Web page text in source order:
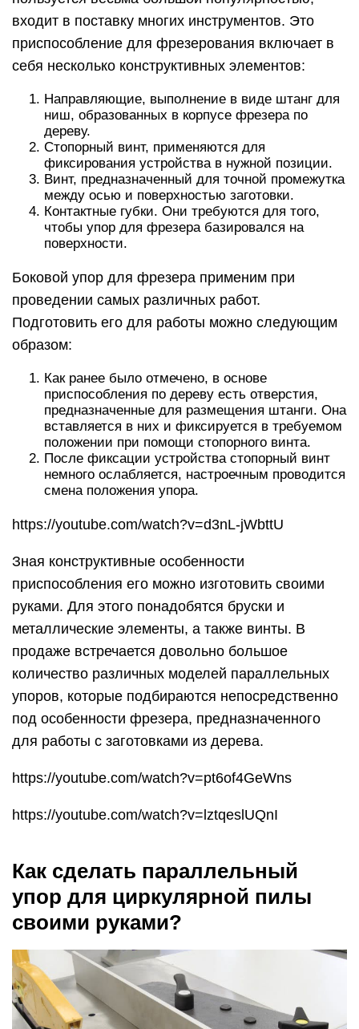
входит в поставку многих инструментов. Это
приспособление для фрезерования включает в
себя несколько конструктивных элементов:
Направляющие, выполнение в виде штанг для
ниш, образованных в корпусе фрезера по
дереву.
Стопорный винт, применяются для
фиксирования устройства в нужной позиции.
Винт, предназначенный для точной промежутка
между осью и поверхностью заготовки.
Контактные губки. Они требуются для того,
чтобы упор для фрезера базировался на
поверхности.
Боковой упор для фрезера применим при
проведении самых различных работ.
Подготовить его для работы можно следующим
образом:
Как ранее было отмечено, в основе
приспособления по дереву есть отверстия,
предназначенные для размещения штанги. Она
вставляется в них и фиксируется в требуемом
положении при помощи стопорного винта.
После фиксации устройства стопорный винт
немного ослабляется, настроечным проводится
смена положения упора.
https://youtube.com/watch?v=d3nL-jWbttU
Зная конструктивные особенности
приспособления его можно изготовить своими
руками. Для этого понадобятся бруски и
металлические элементы, а также винты. В
продаже встречается довольно большое
количество различных моделей параллельных
упоров, которые подбираются непосредственно
под особенности фрезера, предназначенного
для работы с заготовками из дерева.
https://youtube.com/watch?v=pt6of4GeWns
https://youtube.com/watch?v=lztqeslUQnI
Как сделать параллельный
упор для циркулярной пилы
своими руками?